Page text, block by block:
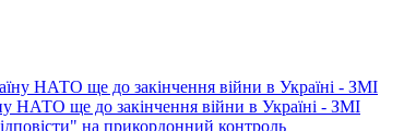
НАТО ще до закінчення війни в Україні - ЗМІ
на прикордонний контроль